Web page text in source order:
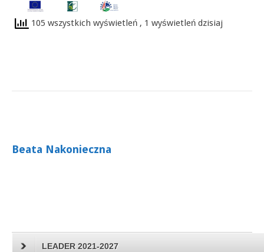
105 wszystkich wyświetleń , 1 wyświetleń dzisiaj
Beata Nakonieczna
LEADER 2021-2027